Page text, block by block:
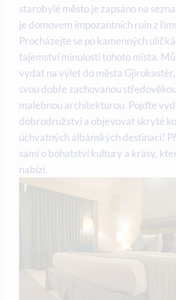
starobylé město je zapsáno na
‍je domovem impozantních ⁤ruin⁣ z​
Procházejte​ se po kamenných
tajemství minulosti tohoto místa.
vydat na výlet do města
⁣svou dobře zachovanou​
malebnou architekturou. Pojďte
dobrodružství ‌a⁢ objevovat‍ skryté
úchvatných albánských ⁣destinací!
sami ⁢o bohatství ⁤kultury a⁣ krásy,
nabízí.